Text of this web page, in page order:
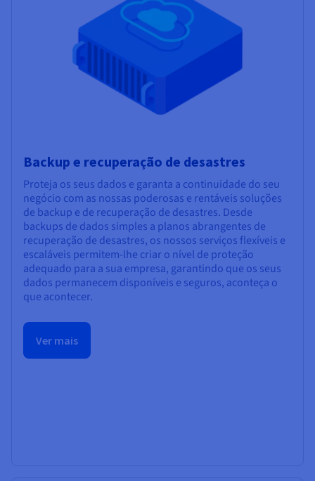
Backup e recuperação de desastres
Proteja os seus dados e garanta a continuidade do seu
negócio com as nossas poderosas e rentáveis soluções
de backup e de recuperação de desastres. Desde
backups de dados simples a planos abrangentes de
recuperação de desastres, os nossos serviços flexíveis e
escaláveis permitem-lhe criar o nível de proteção
adequado para a sua empresa, garantindo que os seus
dados permanecem disponíveis e seguros, aconteça o
que acontecer.
Ver mais